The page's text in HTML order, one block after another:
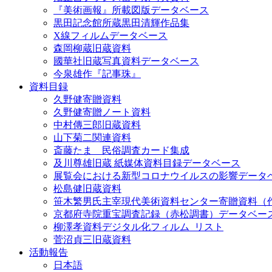
『美術画報』所載図版データベース
黒田記念館所蔵黒田清輝作品集
X線フィルムデータベース
森岡柳蔵旧蔵資料
國華社旧蔵写真資料データベース
今泉雄作『記事珠』
資料目録
久野健寄贈資料
久野健寄贈ノート資料
中村傳三郎旧蔵資料
山下菊二関連資料
斎藤たま 民俗調査カード集成
及川尊雄旧蔵 紙媒体資料目録データベース
展覧会における新型コロナウイルスの影響データ
松島健旧蔵資料
笹木繁男氏主宰現代美術資料センター寄贈資料（
京都府寺院重宝調査記録（赤松調書）データベー
柳澤孝資料デジタル化フィルム_リスト
菅沼貞三旧蔵資料
活動報告
日本語